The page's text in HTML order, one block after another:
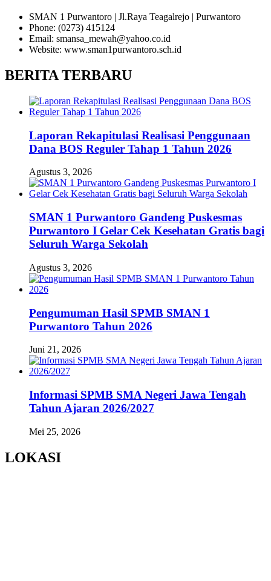
SMAN 1 Purwantoro | Jl.Raya Teagalrejo | Purwantoro
Phone: (0273) 415124
Email: smansa_mewah@yahoo.co.id
Website: www.sman1purwantoro.sch.id
BERITA TERBARU
Laporan Rekapitulasi Realisasi Penggunaan
Dana BOS Reguler Tahap 1 Tahun 2026
Agustus 3, 2026
SMAN 1 Purwantoro Gandeng Puskesmas
Purwantoro I Gelar Cek Kesehatan Gratis bagi
Seluruh Warga Sekolah
Agustus 3, 2026
Pengumuman Hasil SPMB SMAN 1
Purwantoro Tahun 2026
Juni 21, 2026
Informasi SPMB SMA Negeri Jawa Tengah
Tahun Ajaran 2026/2027
Mei 25, 2026
LOKASI